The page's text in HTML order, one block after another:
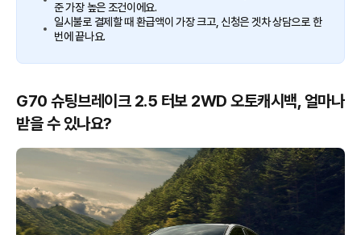
준 가장 높은 조건이에요.
일시불로 결제할 때 환급액이 가장 크고, 신청은 겟차 상담으로 한
번에 끝나요.
G70 슈팅브레이크 2.5 터보 2WD 오토캐시백, 얼마나
받을 수 있나요?